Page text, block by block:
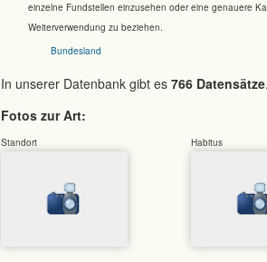
einzelne Fundstellen einzusehen oder eine genauere
Weiterverwendung zu beziehen.
Bundesland
In unserer Datenbank gibt es 766 Datensätze.
Fotos zur Art:
Standort Habitus